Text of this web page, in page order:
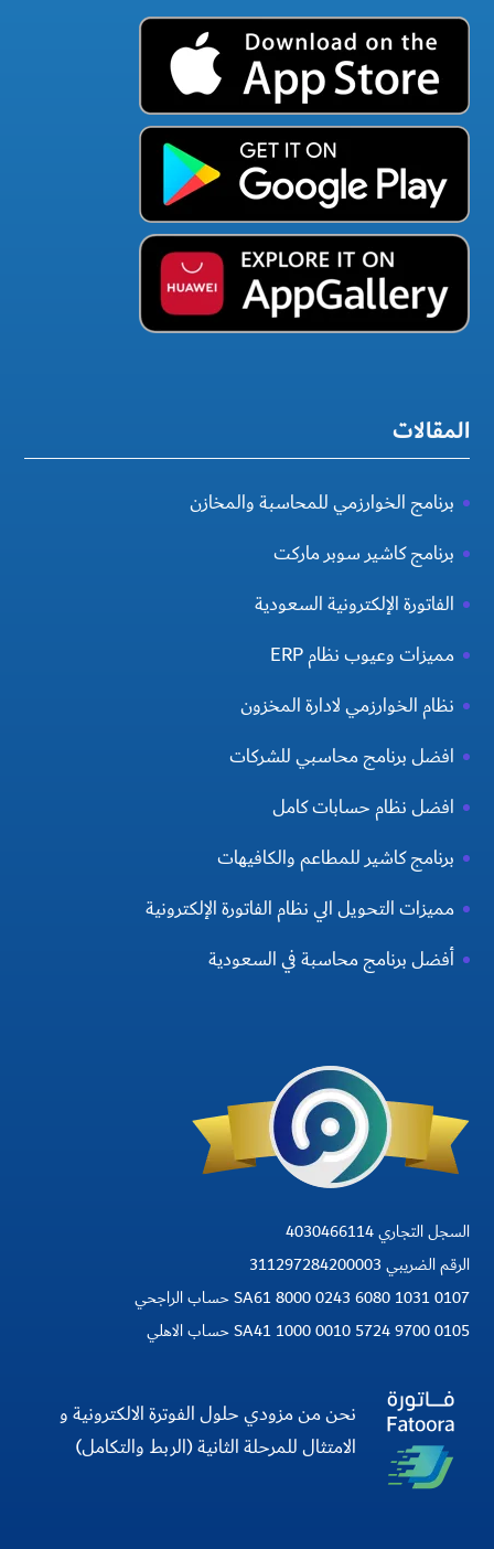
المقالات
برنامج الخوارزمي للمحاسبة والمخازن
برنامج كاشير سوبر ماركت
الفاتورة الإلكترونية السعودية
مميزات وعيوب نظام ERP
نظام الخوارزمي لادارة المخزون
افضل برنامج محاسبي للشركات
افضل نظام حسابات كامل
برنامج كاشير للمطاعم والكافيهات
مميزات التحويل الي نظام الفاتورة الإلكترونية
أفضل برنامج محاسبة في السعودية
السجل التجاري 4030466114
الرقم الضريبي 311297284200003
SA61 8000 0243 6080 1031 0107 حساب الراجحي
SA41 1000 0010 5724 9700 0105 حساب الاهلي
نحن من مزودي حلول الفوترة الالكترونية و
الامتثال للمرحلة الثانية (الربط والتكامل)